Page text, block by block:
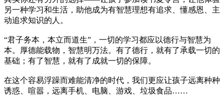
另一种学习和生活，助他成为有智慧理想有追求、懂感恩、主
动追求知识的人。
“君子务本，本立而道生”，一切的学习都应以德行与智慧为
本。厚德能载物，智慧明万法。有了德行，就有了承载一切的
基础；有了智慧，就有了成就一切的保障。
在这个容易浮躁而难能清净的时代，我们更应让孩子远离种种
诱惑、喧嚣，远离手机、电脑、游戏、垃圾食品……